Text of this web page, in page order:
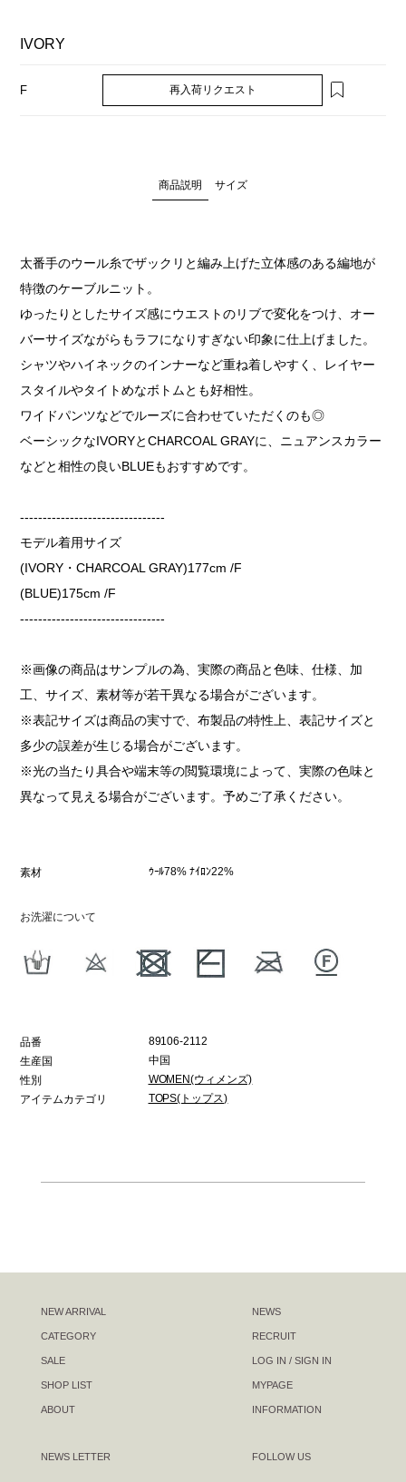
IVORY
F 再入荷リクエスト
商品説明 サイズ
太番手のウール糸でザックリと編み上げた立体感のある編地が
特徴のケーブルニット。
ゆったりとしたサイズ感にウエストのリブで変化をつけ、オー
バーサイズながらもラフになりすぎない印象に仕上げました。
シャツやハイネックのインナーなど重ね着しやすく、レイヤー
スタイルやタイトめなボトムとも好相性。
ワイドパンツなどでルーズに合わせていただくのも◎
ベーシックなIVORYとCHARCOAL GRAYに、ニュアンスカラー
などと相性の良いBLUEもおすすめです。
--------------------------------
モデル着用サイズ
(IVORY・CHARCOAL GRAY)177cm /F
(BLUE)175cm /F
--------------------------------
※画像の商品はサンプルの為、実際の商品と色味、仕様、加
工、サイズ、素材等が若干異なる場合がございます。
※表記サイズは商品の実寸で、布製品の特性上、表記サイズと
多少の誤差が生じる場合がございます。
※光の当たり具合や端末等の閲覧環境によって、実際の色味と
異なって見える場合がございます。予めご了承ください。
素材 ｳｰﾙ78% ﾅｲﾛﾝ22%
お洗濯について
品番
89106-2112
生産国
中国
性別
WOMEN(ウィメンズ)
アイテムカテゴリ
TOPS(トップス)
NEW ARRIVAL
CATEGORY
SALE
SHOP LIST
ABOUT
NEWS LETTER
NEWS
RECRUIT
LOG IN / SIGN IN
MYPAGE
INFORMATION
FOLLOW US